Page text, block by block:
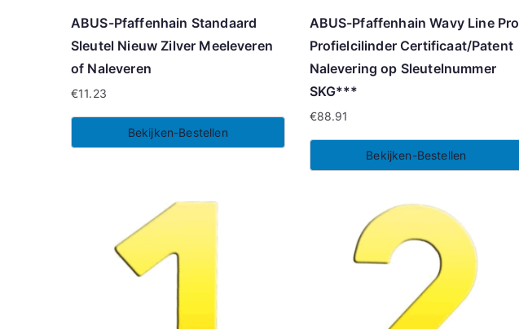
ABUS-Pfaffenhain Standaard
Sleutel Nieuw Zilver Meeleveren
of Naleveren
€11.23
Bekijken-Bestellen
ABUS-Pfaffenhain Wavy Line Pro
Profielcilinder Certificaat/Patent
Nalevering op Sleutelnummer
SKG***
€88.91
Bekijken-Bestellen